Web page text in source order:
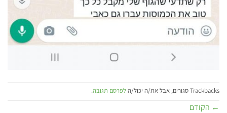
Trackbacks סגורים, אבל את/ה יכול/ה לפרסם תגובה.
← הקודם